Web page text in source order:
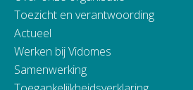
Toezicht en verantwoording
Actueel
Werken bij Vidomes
Samenwerking